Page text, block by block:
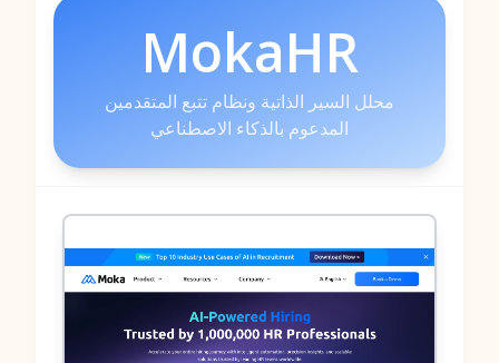
MokaHR
محلل السير الذاتية ونظام تتبع المتقدمين
المدعوم بالذكاء الاصطناعي